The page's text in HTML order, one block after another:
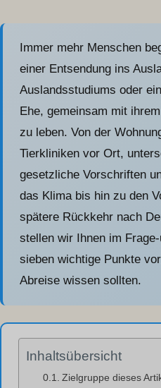
Immer mehr Menschen
einer Entsendung ins
Auslandsstudiums oder
Ehe, gemeinsam mit
zu leben. Von der
Tierkliniken vor Ort,
gesetzliche Vorschriften
das Klima bis hin zu den
spätere Rückkehr nach
stellen wir Ihnen im
sieben wichtige Punkte
Abreise wissen sollten.
Inhaltsübersicht
Zielgruppe dieses